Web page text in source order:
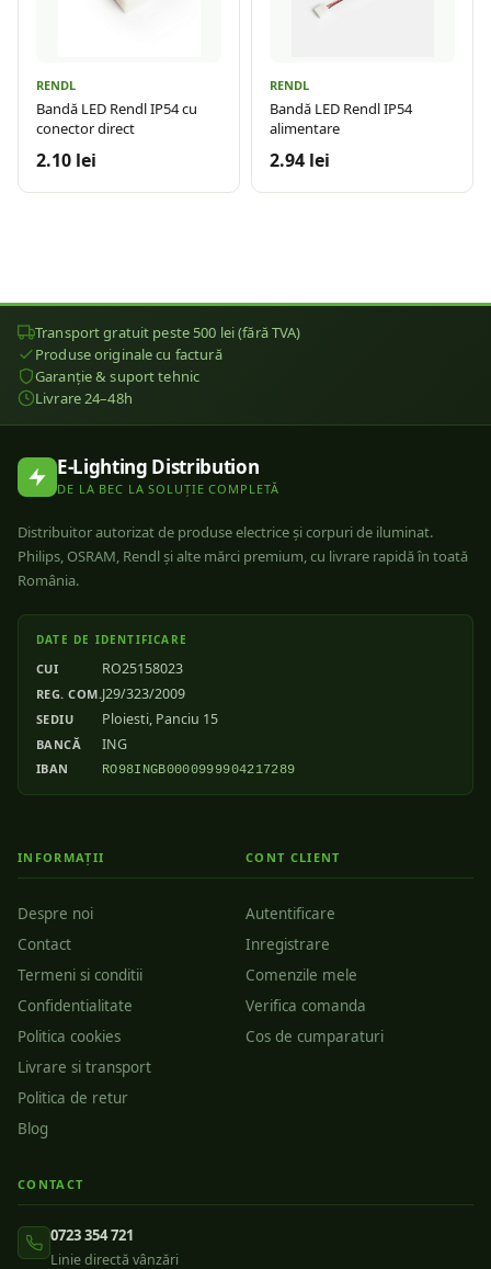
RENDL
Bandă LED Rendl IP54 cu
conector direct
2.10 lei
RENDL
Bandă LED Rendl IP54
alimentare
2.94 lei
Transport gratuit peste 500 lei (fără TVA)
Produse originale cu factură
Garanție & suport tehnic
Livrare 24–48h
E-Lighting Distribution
DE LA BEC LA SOLUȚIE COMPLETĂ
Distribuitor autorizat de produse electrice și corpuri de iluminat.
Philips, OSRAM, Rendl și alte mărci premium, cu livrare rapidă în toată
România.
DATE DE IDENTIFICARE
CUI RO25158023
REG. COM.J29/323/2009
SEDIU Ploiesti, Panciu 15
BANCĂ ING
IBAN RO98INGB0000999904217289
INFORMAȚII
Despre noi
Contact
Termeni si conditii
Confidentialitate
Politica cookies
Livrare si transport
Politica de retur
Blog
CONT CLIENT
Autentificare
Inregistrare
Comenzile mele
Verifica comanda
Cos de cumparaturi
CONTACT
0723 354 721
Linie directă vânzări